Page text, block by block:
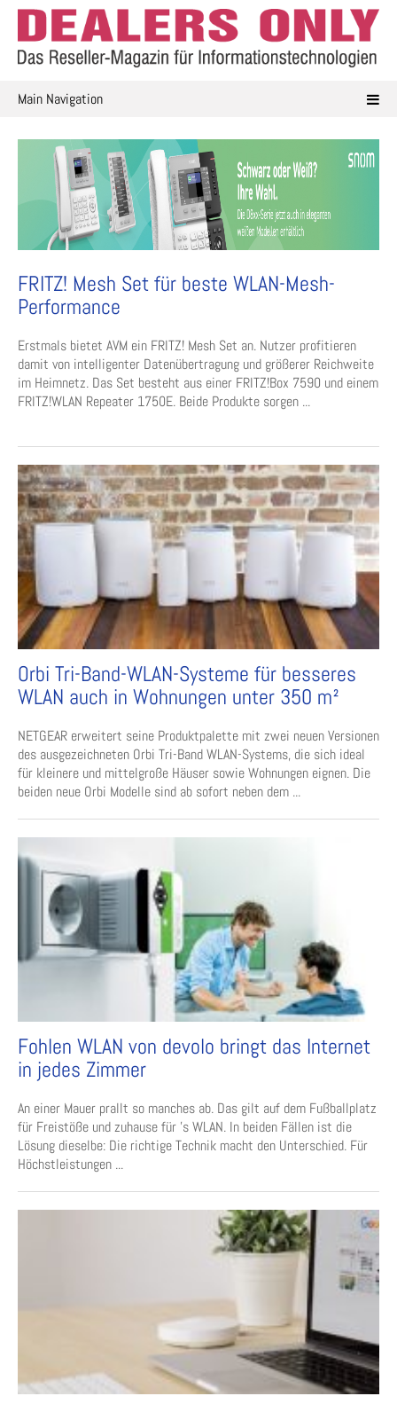
Skip
content
Main Navigation
FRITZ! Mesh Set für beste WLAN-Mesh-
Performance
Erstmals bietet AVM ein FRITZ! Mesh Set an. Nutzer profitieren
damit von intelligenter Datenübertragung und größerer Reichweite
im Heimnetz. Das Set besteht aus einer FRITZ!Box 7590 und einem
FRITZ!WLAN Repeater 1750E. Beide Produkte sorgen ...
Orbi Tri-Band-WLAN-Systeme für besseres
WLAN auch in Wohnungen unter 350 m²
NETGEAR erweitert seine Produktpalette mit zwei neuen Versionen
des ausgezeichneten Orbi Tri-Band WLAN-Systems, die sich ideal
für kleinere und mittelgroße Häuser sowie Wohnungen eignen. Die
beiden neue Orbi Modelle sind ab sofort neben dem ...
Fohlen WLAN von devolo bringt das Internet
in jedes Zimmer
An einer Mauer prallt so manches ab. Das gilt auf dem Fußballplatz
für Freistöße und zuhause für ’s WLAN. In beiden Fällen ist die
Lösung dieselbe: Die richtige Technik macht den Unterschied. Für
Höchstleistungen ...